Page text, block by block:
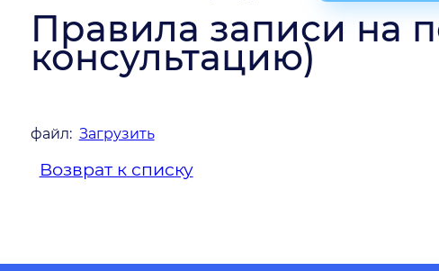
Правила записи на
консультацию)
файл: Загрузить
Возврат к списку